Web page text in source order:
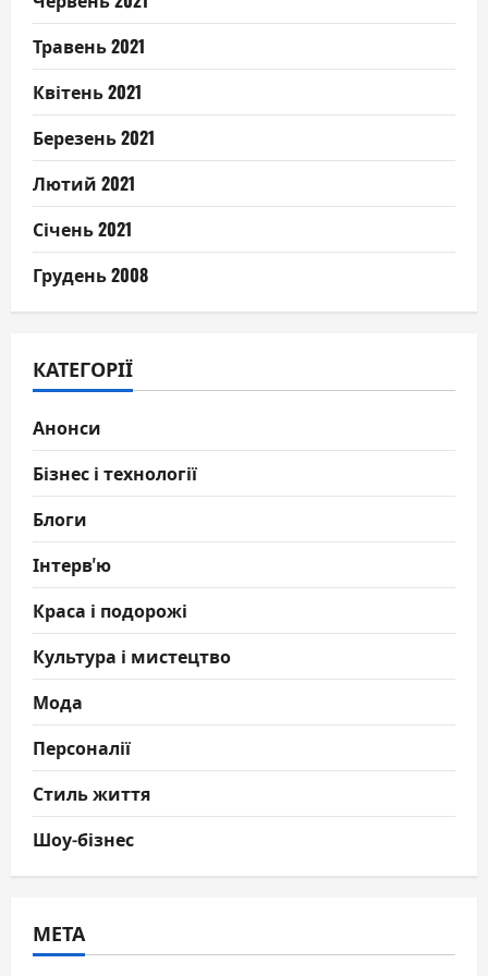
Травень 2021
Квітень 2021
Березень 2021
Лютий 2021
Січень 2021
Грудень 2008
КАТЕГОРІЇ
Анонси
Бізнес і технології
Блоги
Інтерв'ю
Краса і подорожі
Культура і мистецтво
Мода
Персоналії
Стиль життя
Шоу-бізнес
МЕТА